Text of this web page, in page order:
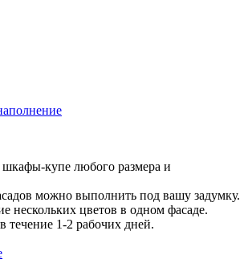
шкафы-купе любого размера и
можно выполнить под вашу задумку.
нескольких цветов в одном фасаде.
течение 1-2 рабочих дней.